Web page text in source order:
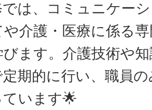
は、コミュニケー
介護・医療に係る
ます。介護技術や
期的に行い、職員
ています🌟